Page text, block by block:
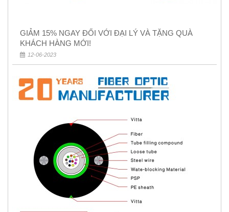
GIẢM 15% NGAY ĐỐI VỚI ĐẠI LÝ VÀ TẶNG QUÀ
KHÁCH HÀNG MỚI!
12-06-2023